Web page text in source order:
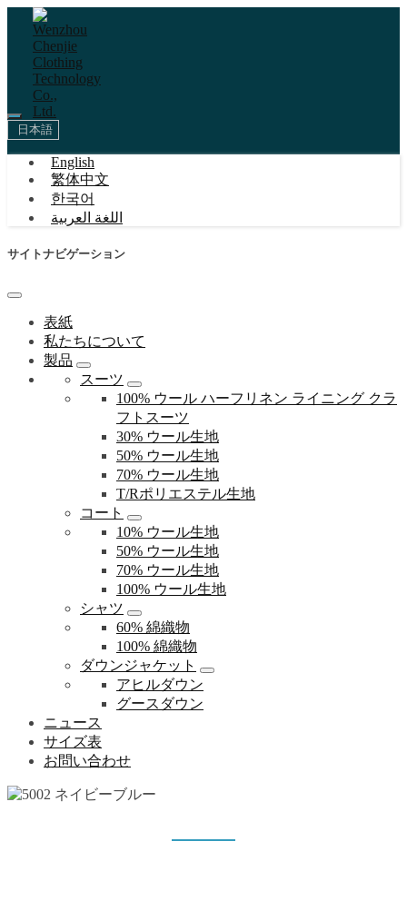
日本語
English
繁体中文
한국어
اللغة العربية
サイトナビゲーション
表紙
私たちについて
製品
スーツ
100% ウール ハーフリネン ライニング クラ
フトスーツ
30% ウール生地
50% ウール生地
70% ウール生地
T/Rポリエステル生地
コート
10% ウール生地
50% ウール生地
70% ウール生地
100% ウール生地
シャツ
60% 綿織物
100% 綿織物
ダウンジャケット
アヒルダウン
グースダウン
ニュース
サイズ表
お問い合わせ